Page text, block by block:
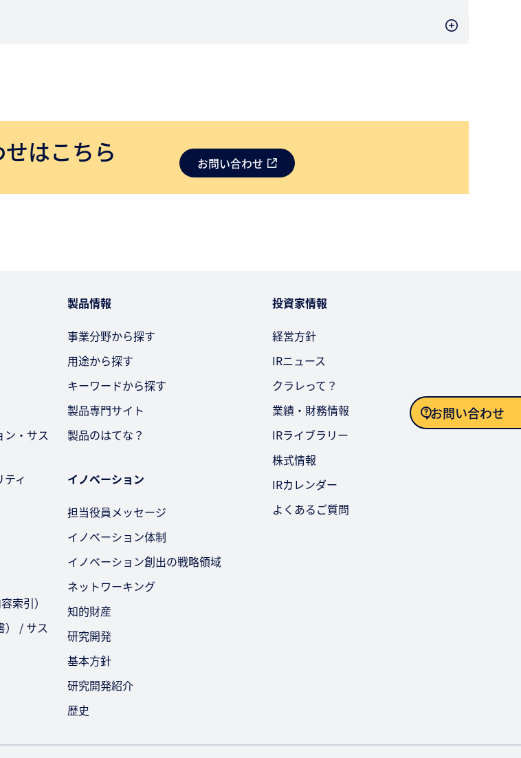
はこちら お問い合わせ
お問い合わせ
ン・サス
ィ
索引）
） / サス
製品情報
事業分野から探す
用途から探す
キーワードから探す
製品専門サイト
製品のはてな？
イノベーション
担当役員メッセージ
イノベーション体制
イノベーション創出の戦略領域
ネットワーキング
知的財産
研究開発
基本方針
研究開発紹介
歴史
投資家情報
経営方針
IRニュース
クラレって？
業績・財務情報
IRライブラリー
株式情報
IRカレンダー
よくあるご質問